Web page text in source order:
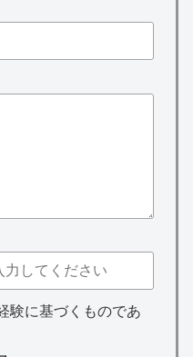
験に基づくものであ